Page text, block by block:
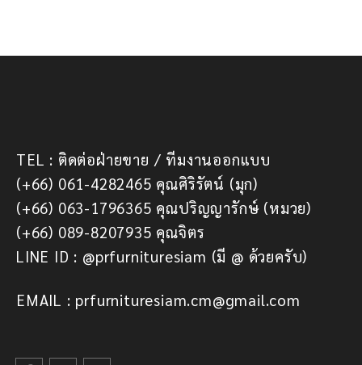
TEL : ติดต่อฝ่ายขาย / ทีมงานออกแบบ
(+66) 061-4282465 คุณศิริรัตน์ (มุก)
(+66) 063-1796365 คุณปริญญารักษ์ (หมวย)
(+66) 089-8207935 คุณจิตร
LINE ID : @prfurnituresiam (มี @ ด้วยครับ)
EMAIL : prfurnituresiam.cm@gmail.com